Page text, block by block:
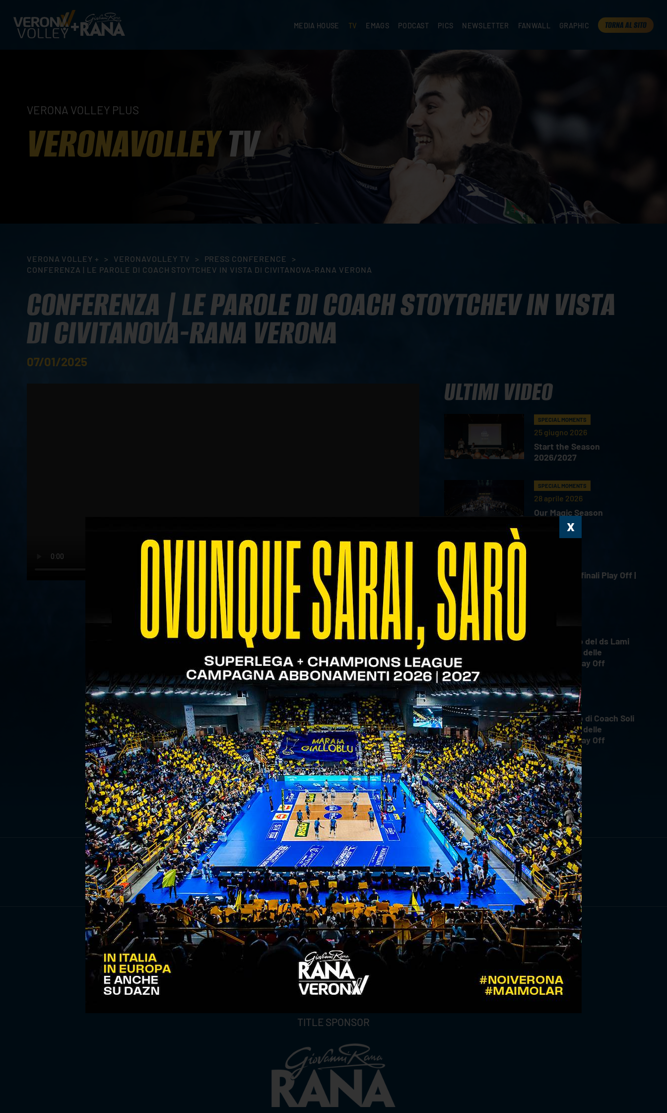
MEDIA HOUSE TV EMAGS PODCAST PICS NEWSLETTER FANWALL GRAPHIC TORNA AL SITO
VERONA VOLLEY PLUS
VERONAVOLLEYTV
VERONA VOLLEY + > VERONAVOLLEY TV > PRESS CONFERENCE
>
CONFERENZA | LE PAROLE DI COACH STOYTCHEV IN VISTA DI CIVITANOVA-RANA VERONA
CONFERENZA | LE PAROLE DI COACH STOYTCHEV IN VISTA
DI CIVITANOVA-RANA VERONA
07/01/2025
ULTIMI VIDEO
SPECIAL MOMENTS
25 giugno 2026
Start the Season
2026/2027
SPECIAL MOMENTS
28 aprile 2026
Our Magic Season
Gara 4 Semifinali Play Off |
Il commento del ds Lami
dopo Gara 4 delle
Semifinali Play Off
INTERVIEWS
18 aprile 2026
Il commento di Coach Soli
dopo Gara 4 delle
Semifinali Play Off
ISCRIVITI ALLANEWSLETTER ISCRIVITI ORA
TITLE SPONSOR